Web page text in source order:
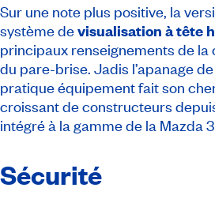
Sur une note plus positive, la
système devisualisation à tête
principaux renseignements de la
du pare-brise. Jadis l’apanage
pratique équipement fait son
croissant de constructeurs
intégré à la gamme de la Mazda
Sécurité